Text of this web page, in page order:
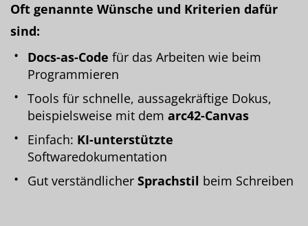
Oft genannte Wünsche und Kriterien dafür
sind:
Docs-as-Code für das Arbeiten wie beim
Programmieren
Tools für schnelle, aussagekräftige Dokus,
beispielsweise mit dem arc42-Canvas
Einfach: KI-unterstützte
Softwaredokumentation
Gut verständlicher Sprachstil beim Schreiben